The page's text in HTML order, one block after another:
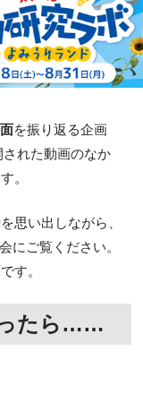
を振り返る企画
れた動画のなか
。
思い出しながら、
にご覧ください。
す。
ったら……